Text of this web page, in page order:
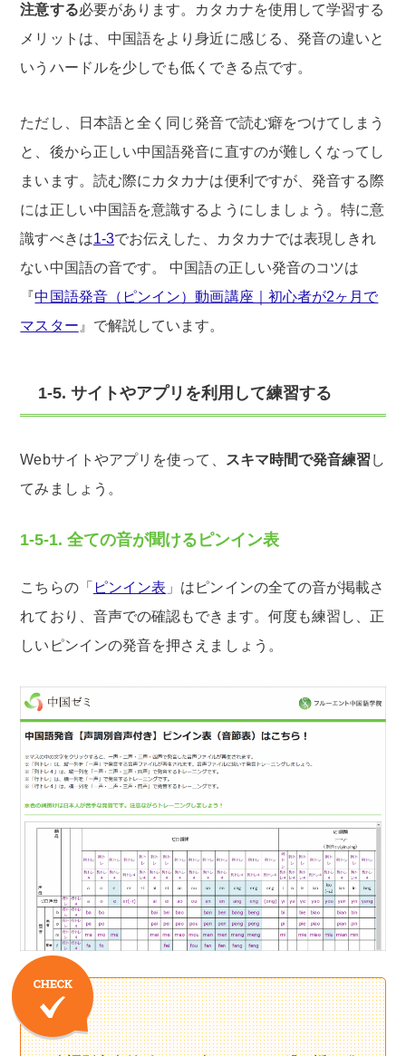
注意する必要があります。カタカナを使用して学習する
メリットは、中国語をより身近に感じる、発音の違いと
いうハードルを少しでも低くできる点です。
ただし、日本語と全く同じ発音で読む癖をつけてしまう
と、後から正しい中国語発音に直すのが難しくなってし
まいます。読む際にカタカナは便利ですが、発音する際
には正しい中国語を意識するようにしましょう。特に意
識すべきは1-3でお伝えした、カタカナでは表現しきれ
ない中国語の音です。 中国語の正しい発音のコツは
『中国語発音（ピンイン）動画講座｜初心者が2ヶ月で
マスター 』で解説しています。
1-5. サイトやアプリを利用して練習する
Webサイトやアプリを使って、 スキマ時間で発音練習 し
てみましょう。
1-5-1. 全ての音が聞けるピンイン表
こちらの「 ピンイン表 」はピンインの全ての音が掲載さ
れており、音声での確認もできます。何度も練習し、正
しいピンインの発音を押さえましょう。